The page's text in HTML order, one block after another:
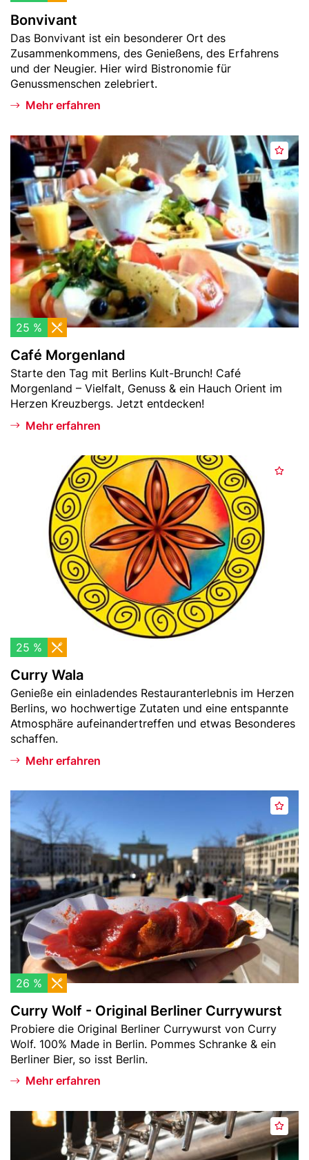
Bonvivant
Teaser
-
Text
Das Bonvivant ist ein besonderer Ort des
Zusammenkommens, des Genießens, des Erfahrens
und der Neugier. Hier wird Bistronomie für
Genussmenschen zelebriert.
Mehr erfahren
Header
Bild
C
é
M
o
r
g
e
n
l
n
d
M
e
r
k
25 %
Café Morgenland
Teaser
-
Text
Starte den Tag mit Berlins Kult-Brunch! Café
Morgenland – Vielfalt, Genuss & ein Hauch Orient im
Herzen Kreuzbergs. Jetzt entdecken!
Mehr erfahren
M
25 %
Curry Wala
Teaser
-
Text
Genieße ein einladendes Restauranterlebnis im Herzen
Berlins, wo hochwertige Zutaten und eine entspannte
Atmosphäre aufeinandertreffen und etwas Besonderes
schaffen.
Mehr erfahren
Header
C
r
r
y
W
o
l
f
-
i
g
i
n
a
l
e
M
e
r
k
e
n
26 %
Curry Wolf - Original Berliner Currywurst
Teaser
-
Text
Probiere die Original Berliner Currywurst von Curry
Wolf. 100% Made in Berlin. Pommes Schranke & ein
Berliner Bier, so isst Berlin.
Mehr erfahren
Header
M